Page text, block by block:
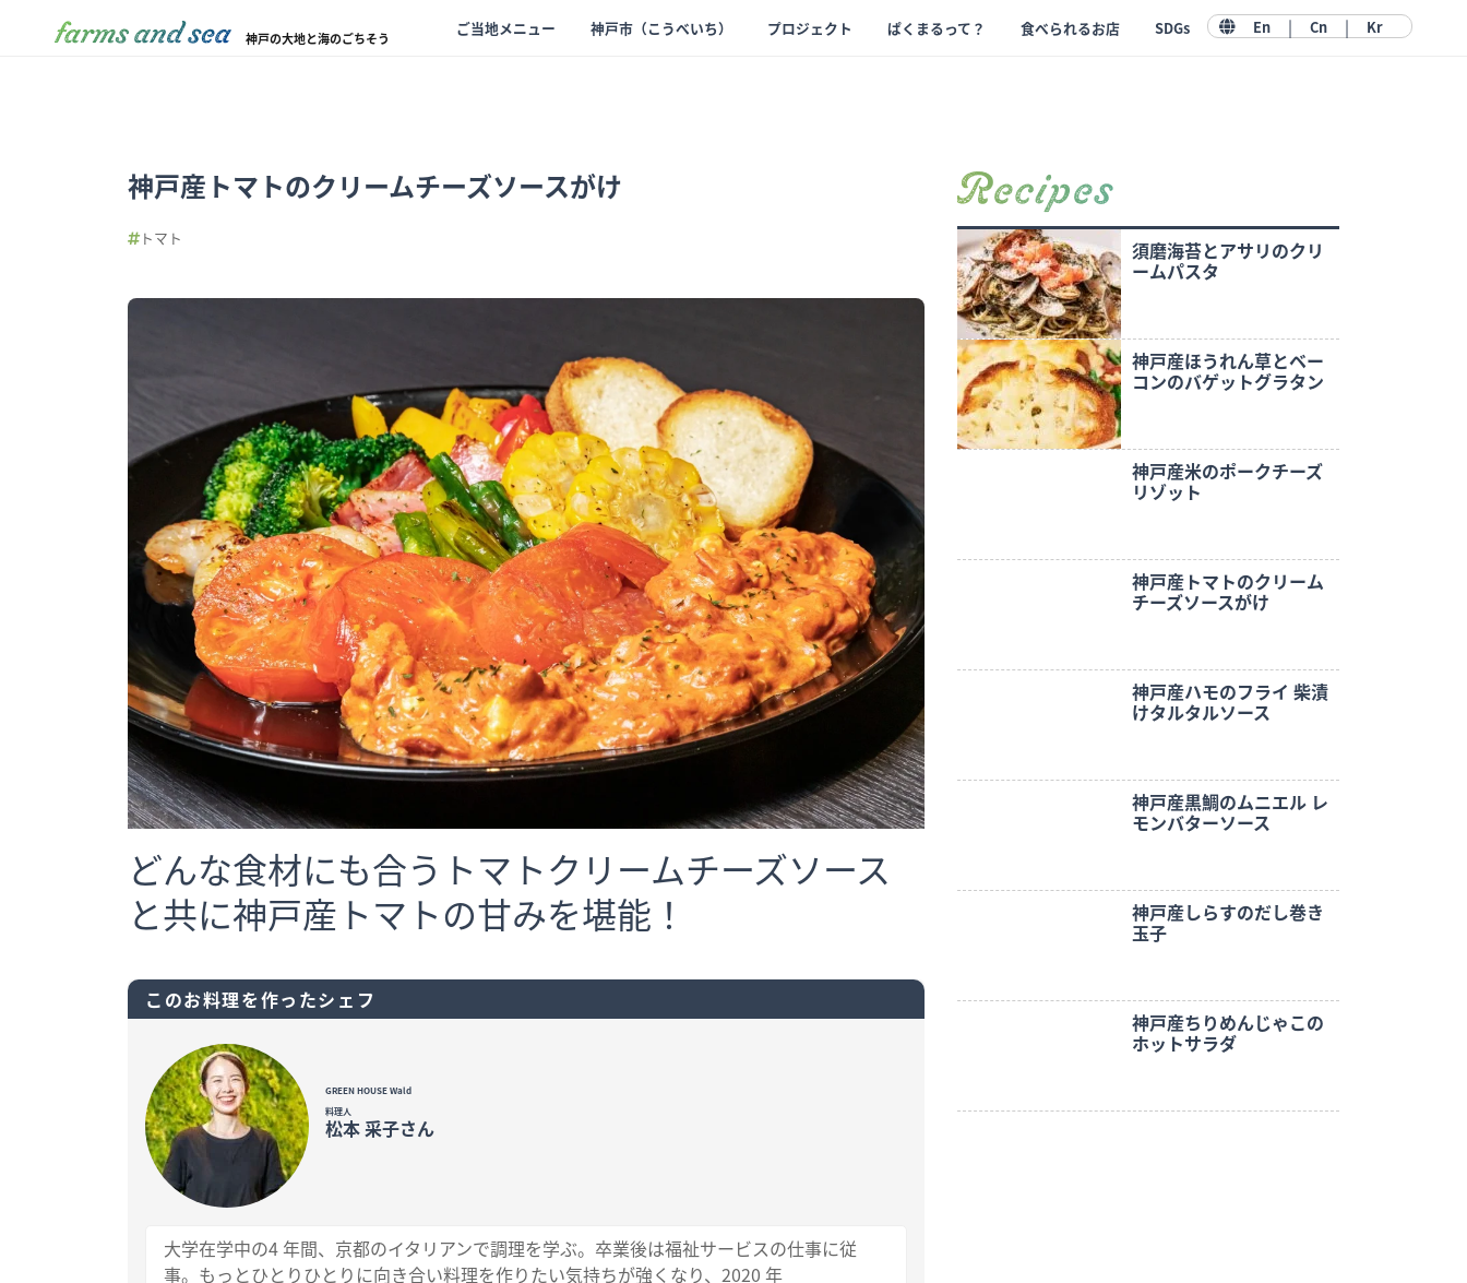
神戸の大地と海のごちそう
ご当地メニュー 神戸市（こうべいち） プロジェクト ぱくまるって？ 食べられるお店 SDGs En | Cn | Kr
神戸産トマトのクリームチーズソースがけ
トマト
どんな食材にも合うトマトクリームチーズソース
と共に神戸産トマトの甘みを堪能！
このお料理を作ったシェフ
GREEN HOUSE Wald
料理人
松本 采子さん
大学在学中の4 年間、京都のイタリアンで調理を学ぶ。卒業後は福祉サービスの仕事に従
事。もっとひとりひとりに向き合い料理を作りたい気持ちが強くなり、2020 年
Recipes
須磨海苔とアサリのクリ
ームパスタ
神戸産ほうれん草とベー
コンのバゲットグラタン
神戸産米のポークチーズ
リゾット
神戸産トマトのクリーム
チーズソースがけ
神戸産ハモのフライ 柴漬
けタルタルソース
神戸産黒鯛のムニエル レ
モンバターソース
神戸産しらすのだし巻き
玉子
神戸産ちりめんじゃこの
ホットサラダ